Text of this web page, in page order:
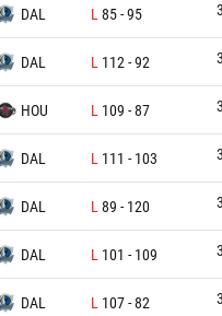
DAL L 85-95
DAL L 112 -92
HOU L 109 -87
DAL L 111 - 103
DAL L 89 - 120
DAL L 101 - 109
DAL L 107-82